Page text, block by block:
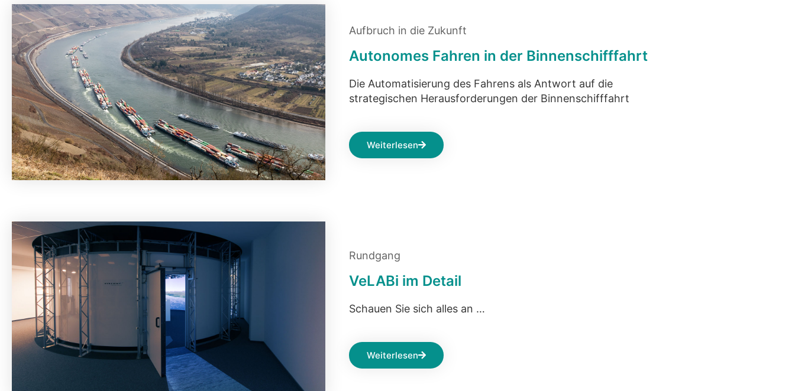
Aufbruch in die Zukunft
Autonomes Fahren in der Binnenschifffahrt
Die Automatisierung des Fahrens als Antwort auf die
strategischen Herausforderungen der Binnenschifffahrt
Weiterlesen
Rundgang
VeLABi im Detail
Schauen Sie sich alles an …
Weiterlesen